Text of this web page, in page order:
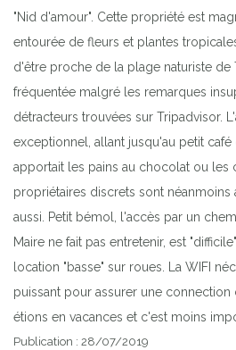
"Nid d'amour". Cette propriété est
entourée de fleurs et plantes
d'être proche de la plage naturiste de
fréquentée malgré les remarques
détracteurs trouvées sur Tripadvisor.
exceptionnel, allant jusqu'au petit
apportait les pains au chocolat ou les
propriétaires discrets sont néanmoins
aussi. Petit bémol, l'accès par un
Maire ne fait pas entretenir, est
location "basse" sur roues. La WIFI
puissant pour assurer une connection
étions en vacances et c'est moins
Publication : 28/07/2019